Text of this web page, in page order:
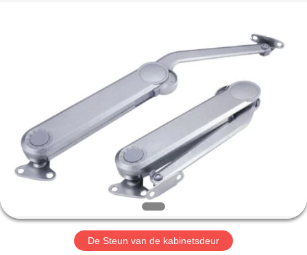
PRODUCTEN
ONGEVEER
ONS
FABRIEKSREIS
De Steun van de kabinetsdeur